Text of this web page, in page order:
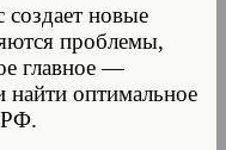
создает новые
проблемы,
главное —
найти оптимальное
РФ.